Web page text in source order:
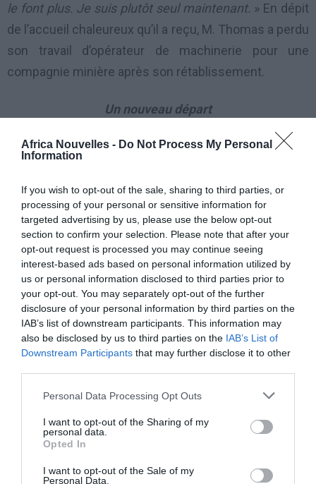
Africa Nouvelles - Do Not Process My Personal
Information
If you wish to opt-out of the sale, sharing to third parties, or
processing of your personal or sensitive information for
targeted advertising by us, please use the below opt-out
section to confirm your selection. Please note that after your
opt-out request is processed you may continue seeing
interest-based ads based on personal information utilized by
us or personal information disclosed to third parties prior to
your opt-out. You may separately opt-out of the further
disclosure of your personal information by third parties on the
IAB’s list of downstream participants. This information may
also be disclosed by us to third parties on the IAB’s List of
Downstream Participants that may further disclose it to other
Personal Data Processing Opt Outs
I want to opt-out of the Sharing of my
personal data.
Opted In
I want to opt-out of the Sale of my
Personal Data.
le font plus. Je suis plutôt seul maintenant. » En dépit
de l’accueil chaleureux qu’il a reçu, M. Thomas a perdu
son travail d’opérateur de machinerie pour une
compagnie minière après son rétablissement.
Un nouveau départ
Pauline Joseph, une jeune femme de 18 ans qui a été
dû quitter la ville pour échapper à la stigmatisation.
Quand je suis rentrée chez moi, tout le monde a
commencé à me regarder différemment», a-t-elle dit.
Ils faisaient comme s’ils étaient contents que je sois
de retour, mais ils n’agissent plus de la même
manière avec moi ; ils ne veulent plus qu’on mange ou
qu’on fasse des choses ensemble. »
tante à Kakata, une ville située à environ 70 kilomètres
craindre Ebola. «Vous ne pouvez pas rester quelque
part et voir tous vos meilleurs amis agir comme s’ils
étaient trop occupés pour passer du temps avec vous